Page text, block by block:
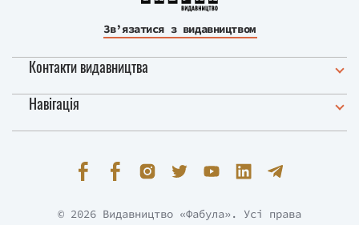
Зв’язатися з видавництвом
Контакти видавництва
Навігація
© 2026 Видавництво «Фабула». Усі права